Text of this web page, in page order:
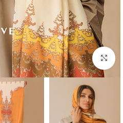
بزرگنمایی تصویر